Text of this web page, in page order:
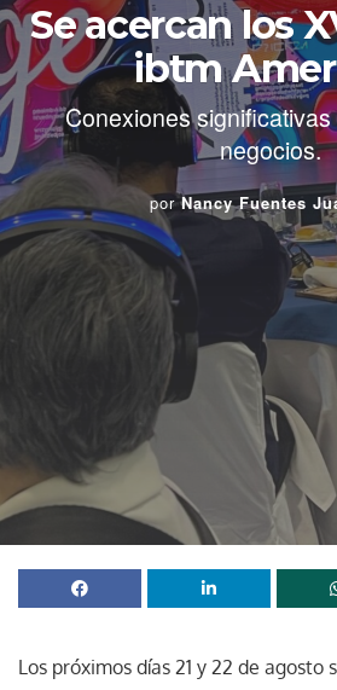
Se acercan los
ibtm
Conexiones
negocios.
por Nancy Fuentes
Los próximos días 21 y 22 de agosto